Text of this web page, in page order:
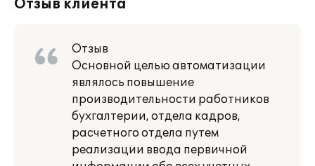
Отзыв клиента
Отзыв
Основной целью автоматизации
являлось повышение
производительности работников
бухгалтерии, отдела кадров,
расчетного отдела путем
реализации ввода первичной